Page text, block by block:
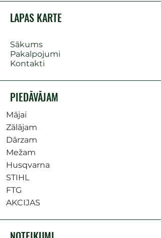
LAPAS KARTE
Sākums
Pakalpojumi
Kontakti
PIEDĀVĀJAM
Mājai
Zālājam
Dārzam
Mežam
Husqvarna
STIHL
FTG
AKCIJAS